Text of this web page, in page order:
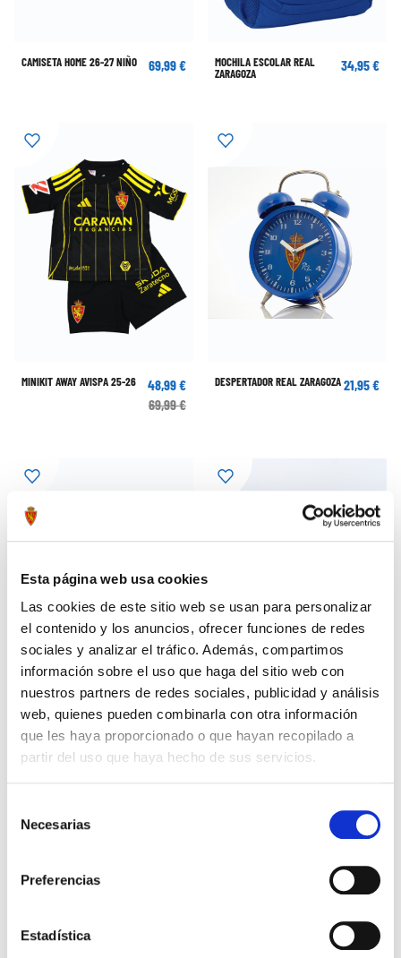
Esta página web usa cookies
Las cookies de este sitio web se usan para personalizar
el contenido y los anuncios, ofrecer funciones de redes
sociales y analizar el tráfico. Además, compartimos
información sobre el uso que haga del sitio web con
nuestros partners de redes sociales, publicidad y análisis
web, quienes pueden combinarla con otra información
que les haya proporcionado o que hayan recopilado a
partir del uso que haya hecho de sus servicios.
Necesarias
Preferencias
Estadística
CAMISETA HOME 26-27 NIÑO 69,99 €
MOCHILA ESCOLAR REAL
ZARAGOZA
34,95 €
MINIKIT AWAY AVISPA 25-26
48,99 €
69,99 €
DESPERTADOR REAL ZARAGOZA21,95 €
BANDOLERA SAFTA 14,99 € CUADERNO PEQUEÑO TAPA DURA7,95 €